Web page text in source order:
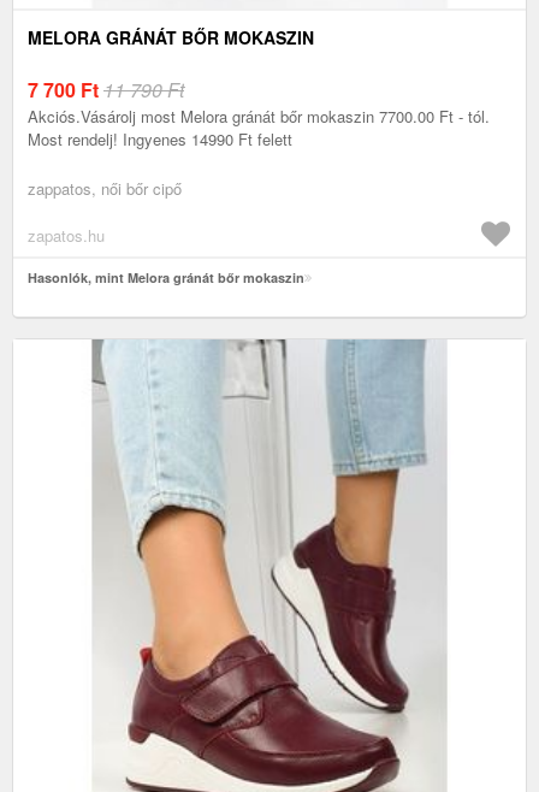
MELORA GRÁNÁT BŐR MOKASZIN
7 700 Ft11 790 Ft
Akciós.Vásárolj most Melora gránát bőr mokaszin 7700.00 Ft - tól.
Most rendelj! Ingyenes 14990 Ft felett
zappatos, női bőr cipő
zapatos.hu
Hasonlók, mint Melora gránát bőr mokaszin